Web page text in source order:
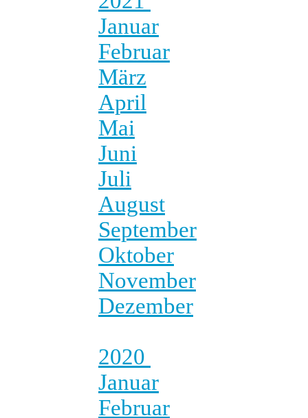
Januar
Februar
März
April
Mai
Juni
Juli
August
September
Oktober
November
Dezember
2020
Januar
Februar